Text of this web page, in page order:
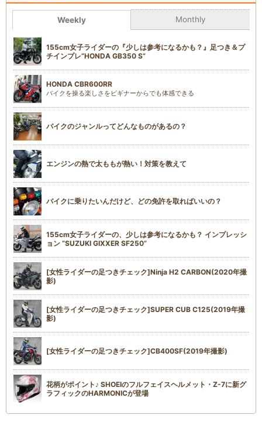
Weekly Monthly
155cm女子ライダーの『少しは参考になるかも？』足つき＆プ
チインプレ“HONDA GB350 S”
HONDA CBR600RR
バイクを操る楽しさをビギナーからでも体感できる
バイクのジャンルってどんなものがあるの？
エンジンの熱で太ももが熱い！対策を教えて
バイクに乗りたいんだけど、どの免許を取ればいいの？
155cm女子ライダーの、少しは参考になるかも？ インプレッシ
ョン “SUZUKI GIXXER SF250”
[女性ライダーの足つきチェック]Ninja H2 CARBON(2020年撮
影)
[女性ライダーの足つきチェック]SUPER CUB C125(2019年撮
影)
[女性ライダーの足つきチェック]CB400SF(2019年撮影)
花柄がポイント♪ SHOEIのフルフェイスヘルメット・Z-7に新グ
ラフィックのHARMONICが登場